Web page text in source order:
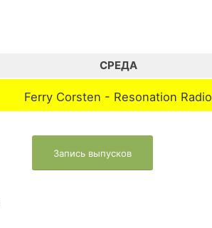
СРЕДА
Ferry Corsten - Resonation Radio
Запись выпусков